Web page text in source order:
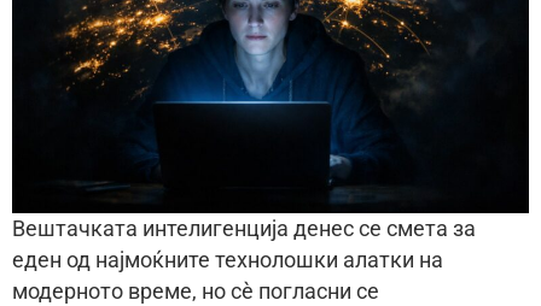
Вештачката интелигенција денес се смета за
еден од најмоќните технолошки алатки на
модерното време, но сè погласни се